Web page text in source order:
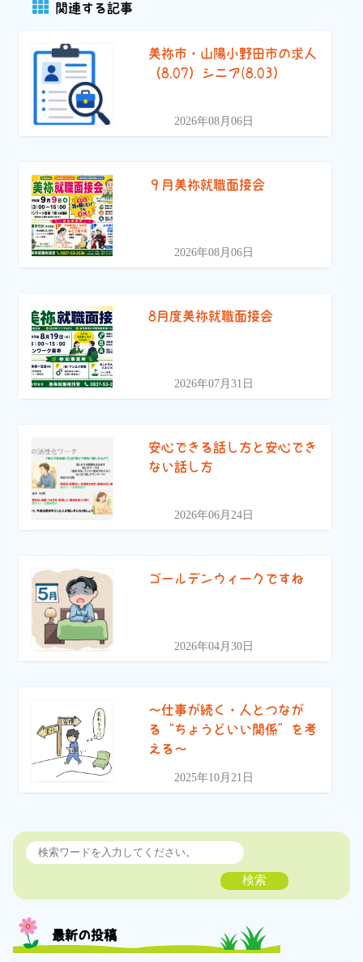
関連する記事
美祢市・山陽小野田市の求人
（8.07）シニア(8.03）
2026年08月06日
９月美祢就職面接会
2026年08月06日
8月度美祢就職面接会
2026年07月31日
安心できる話し方と安心でき
ない話し方
2026年06月24日
ゴールデンウィークですね
2026年04月30日
〜仕事が続く・人とつなが
る“ちょうどいい関係”を考
える〜
2025年10月21日
検索
最新の投稿